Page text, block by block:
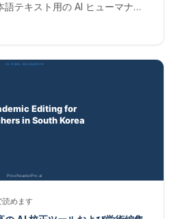
テキスト用の AI ヒューマナイ
of Science ジャーナルに出
読めます